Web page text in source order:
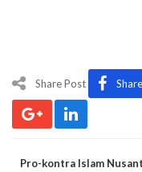
Share Post
Pro-kontra Islam